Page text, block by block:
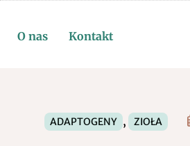
O nas Kontakt
ADAPTOGENY , ZIOŁA